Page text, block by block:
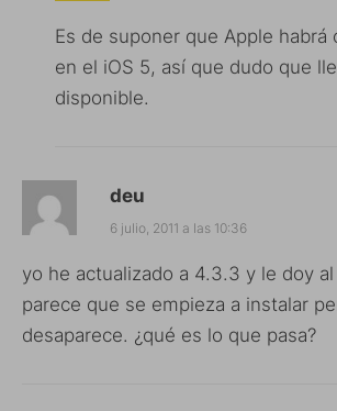
Es de suponer que Apple habrá
en el iOS 5, así que dudo que
disponible.
deu
6 julio, 2011 a las 10:36
yo he actualizado a 4.3.3 y le doy
parece que se empieza a instalar
desaparece. ¿qué es lo que pasa?